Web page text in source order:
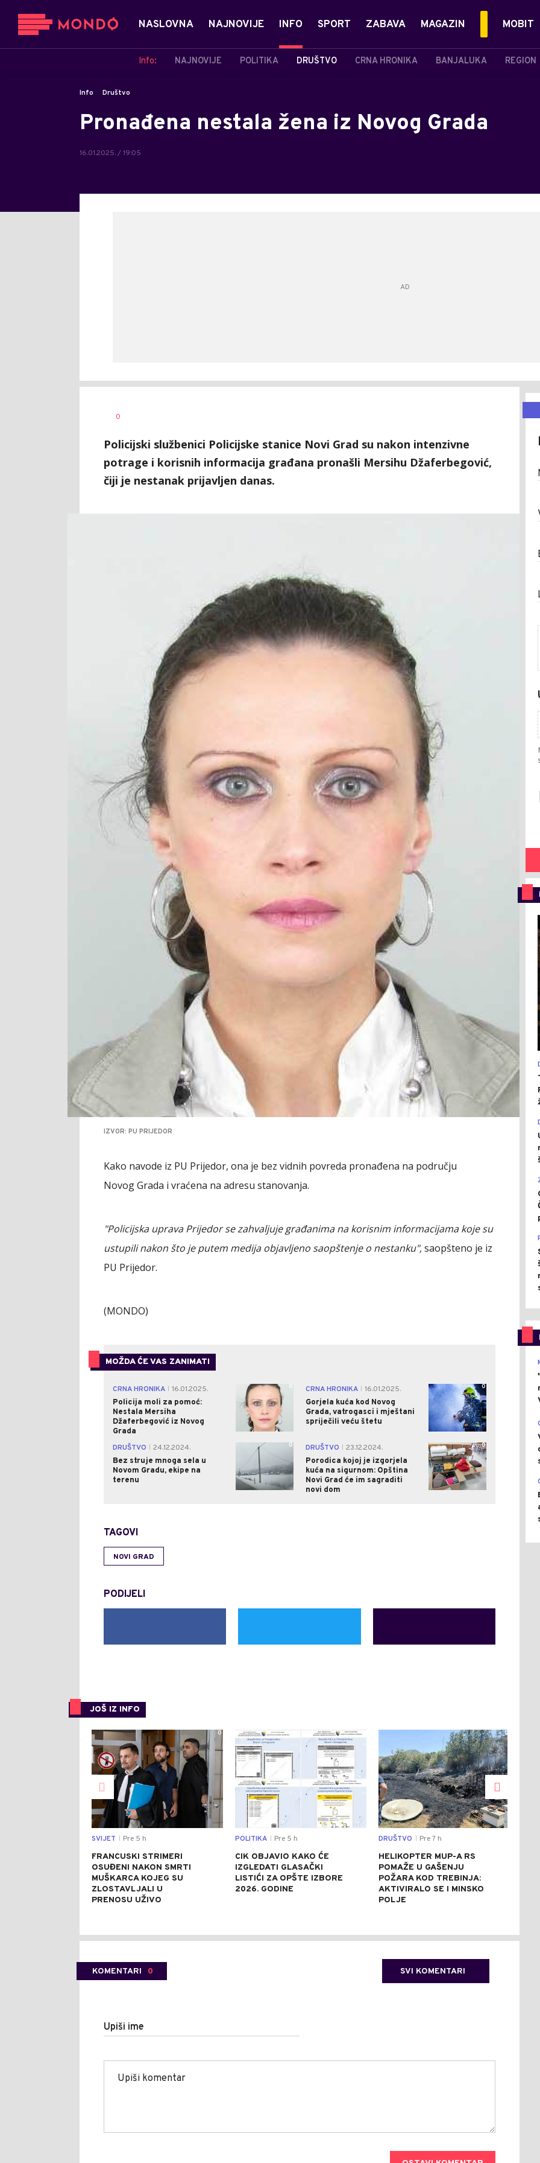
NASLOVNA NAJNOVIJE INFO
Info: NAJNOVIJE POLITIKA DRUŠTVO CRNA HRONIKA BANJALUKA REGION
SPORT ZABAVA MAGAZIN MOBIT
Info Društvo
Pronađena nestala žena iz Novog Grada
16.01.2025. / 19:05
AUTOR
0
Policijski službenici Policijske stanice Novi Grad su nakon intenzivne
potrage i korisnih informacija građana pronašli Mersihu Džaferbegović,
čiji je nestanak prijavljen danas.
IZVOR: PU PRIJEDOR
Kako navode iz PU Prijedor, ona je bez vidnih povreda pronađena na području
Novog Grada i vraćena na adresu stanovanja.
"Policijska uprava Prijedor se zahvaljuje građanima na korisnim informacijama koje su
ustupili nakon što je putem medija objavljeno saopštenje o nestanku",saopšteno je iz
PU Prijedor.
(MONDO)
MOŽDA ĆE VAS ZANIMATI
CRNA HRONIKA
16.01.2025.
Policija moli za pomoć:
Nestala Mersiha
Džaferbegović iz Novog
Grada
0 CRNA HRONIKA
16.01.2025.
Gorjela kuća kod Novog
Grada, vatrogasci i mještani
spriječili veću štetu
0
DRUŠTVO
24.12.2024.
Bez struje mnoga sela u
Novom Gradu, ekipe na
terenu
0 DRUŠTVO
23.12.2024.
Porodica kojoj je izgorjela
kuća na sigurnom: Opština
Novi Grad će im sagraditi
novi dom
0
TAGOVI
NOVI GRAD
PODIJELI
JOŠ IZ INFO
0
SVIJET Pre 5 h
FRANCUSKI STRIMERI
OSUĐENI NAKON SMRTI
MUŠKARCA KOJEG SU
ZLOSTAVLJALI U
PRENOSU UŽIVO
0
POLITIKA Pre 5 h
CIK OBJAVIO KAKO ĆE
IZGLEDATI GLASAČKI
LISTIĆI ZA OPŠTE IZBORE
2026. GODINE
0
DRUŠTVO Pre 7 h
HELIKOPTER MUP-A RS
POMAŽE U GAŠENJU
POŽARA KOD TREBINJA:
AKTIVIRALO SE I MINSKO
POLJE
KOMENTARI 0 SVI KOMENTARI
Upiši ime